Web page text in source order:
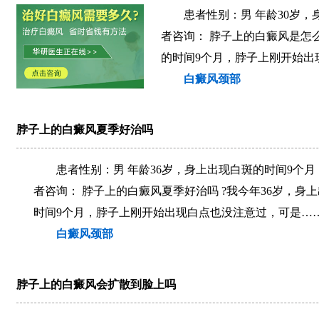
患者性别：男 年龄30岁，
者咨询： 脖子上的白癜风是怎
的时间9个月，脖子上刚开始
白癜风颈部
脖子上的白癜风夏季好治吗
患者性别：男 年龄36岁，身上出现白斑的时间9个月
者咨询： 脖子上的白癜风夏季好治吗 ?我今年36岁，身
时间9个月，脖子上刚开始出现白点也没注意过，可是
白癜风颈部
脖子上的白癜风会扩散到脸上吗